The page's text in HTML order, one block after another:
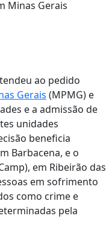
ao pedido
Gerais (MPMG) e
e a admissão de
unidades
beneficia
Barbacena, e o
em Ribeirão das
em sofrimento
como crime e
pela